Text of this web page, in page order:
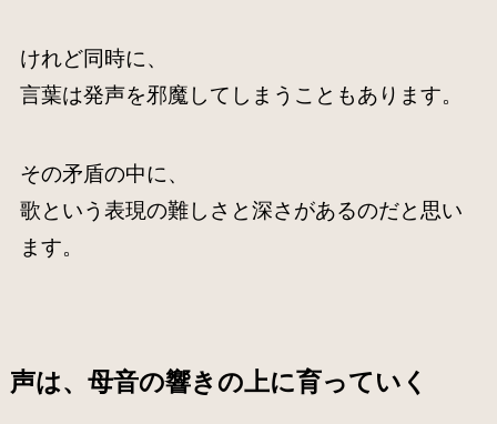
けれど同時に、
言葉は発声を邪魔してしまうこともあります。
その矛盾の中に、
歌という表現の難しさと深さがあるのだと思い
ます。
声は、母音の響きの上に育っていく